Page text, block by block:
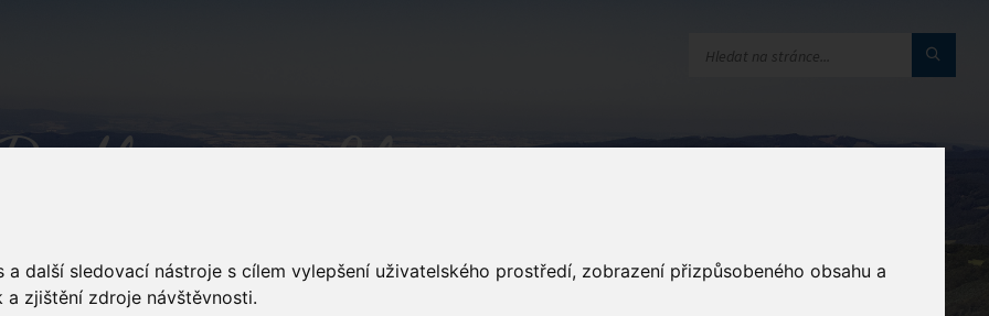
další sledovací nástroje s cílem vylepšení uživatelského prostředí, zobrazení přizpůsobeného obsahu a
zjištění zdroje návštěvnosti.
Lhota